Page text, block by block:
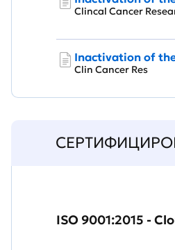
Clincal Cancer
Inactivation of the
Clin Cancer Res
ISO 9001:2015 -